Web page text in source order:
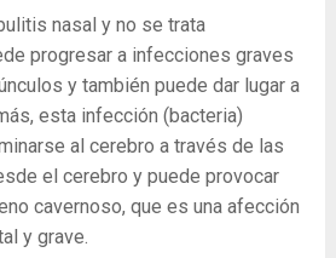
nasal y no se trata
progresar a infecciones graves
y también puede dar lugar a
esta infección (bacteria)
al cerebro a través de las
el cerebro y puede provocar
cavernoso, que es una afección
y grave.